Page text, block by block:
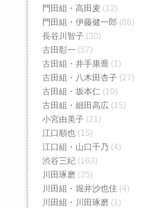
門田組・高田麦 (12)
門田組・伊藤健一郎 (86)
長谷川智子 (30)
古田彰一 (57)
古田組・井手康喬 (1)
古田組・八木田杏子 (27)
古田組・坂本仁 (10)
古田組・細田高広 (15)
小宮由美子 (21)
江口順也 (15)
江口組・山口千乃 (4)
渋谷三紀 (163)
川田琢磨 (25)
川田組・堀井沙也佳 (4)
川田組・川田琢磨 (1)